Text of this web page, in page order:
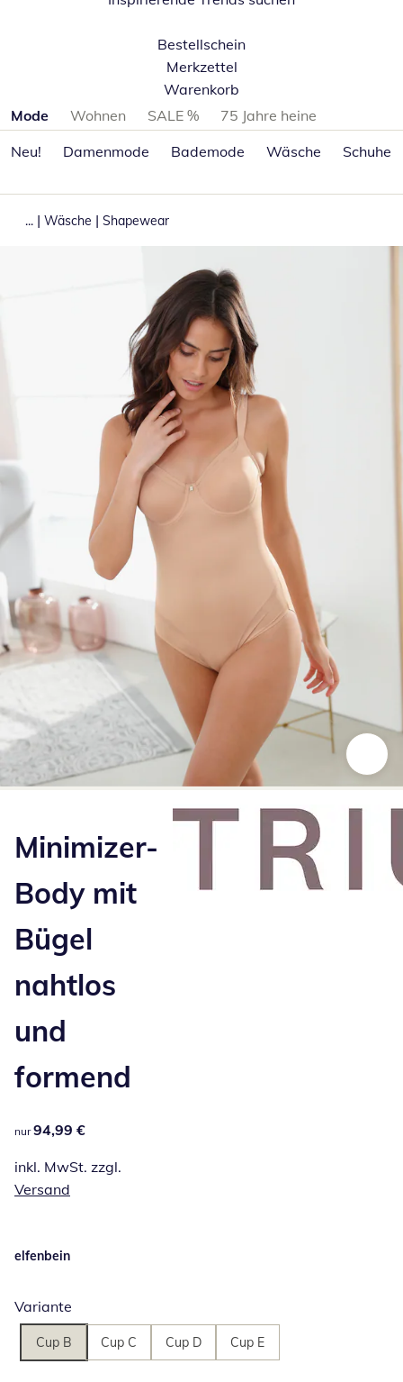
Bestellschein
Merkzettel
Warenkorb
Produktkategorien überspringen
Mode Wohnen SALE %
75 Jahre heine
Neu!
Damenmode Bademode Wäsche Schuhe
... | Wäsche | Shapewear
Minimizer-
Body mit
Bügel
nahtlos
und
formend
94,99 €
nur 94,99 €
inkl. MwSt. zzgl.
Versand
elfenbein
Variante
Cup B Cup C Cup D Cup E